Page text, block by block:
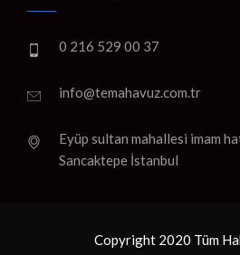
0 216 529 00 37
info@temahavuz.com.tr
Eyüp sultan mahallesi imam
Sancaktepe İstanbul
Copyright 2020 Tüm